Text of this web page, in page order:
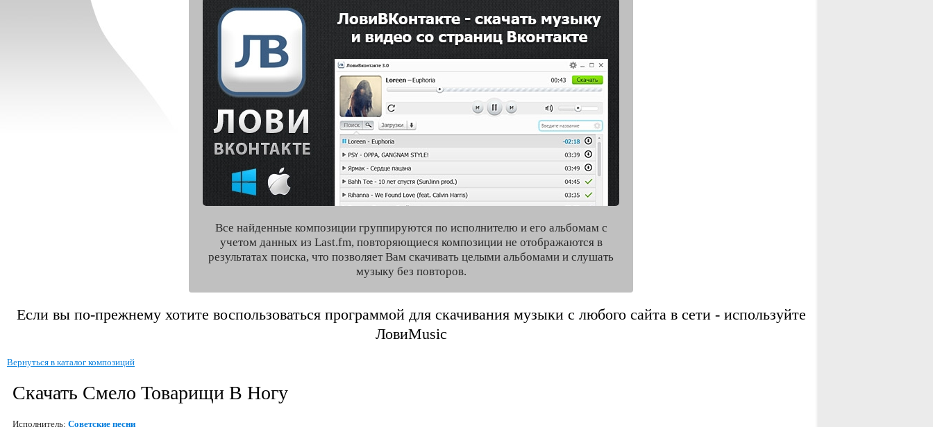
Все найденные композиции группируются по исполнителю и его альбомам с
учетом данных из Last.fm, повторяющиеся композиции не отображаются в
результатах поиска, что позволяет Вам скачивать целыми альбомами и слушать
музыку без повторов.
Если вы по-прежнему хотите воспользоваться программой для скачивания музыки с любого сайта в сети - используйте
ЛовиMusic
Вернуться в каталог композиций
Скачать Смело Товарищи В Ногу
Исполнитель: Советские песни